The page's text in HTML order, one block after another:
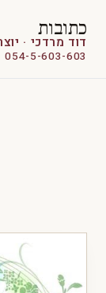
כתובות
דוד מרדכי ·
054-5-603-603